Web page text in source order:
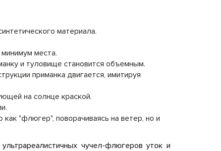
материала.
места.
и туловище становится объемным.
приманка двигается, имитируя
на солнце краской.
"флюгер", поворачиваясь на ветер, но и
чучел-флюгеров уток и